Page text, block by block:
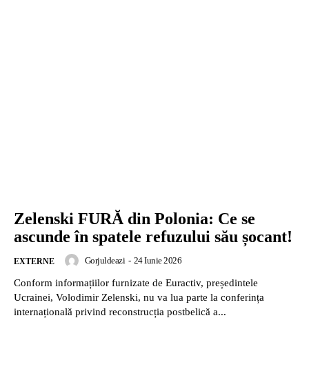
Zelenski FURĂ din Polonia: Ce se
ascunde în spatele refuzului său șocant!
EXTERNE Gorjuldeazi - 24 Iunie 2026
Conform informațiilor furnizate de Euractiv, președintele
Ucrainei, Volodimir Zelenski, nu va lua parte la conferința
internațională privind reconstrucția postbelică a...